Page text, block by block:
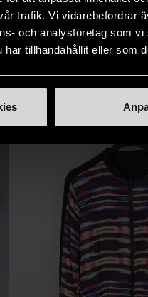
trafik. Vi vidarebefordrar
och analysföretag som
har tillhandahållit eller som
som står
på ett
möjlighet att
nytt liv åt
Hitta produkter